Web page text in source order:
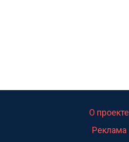
О проекте
Реклама